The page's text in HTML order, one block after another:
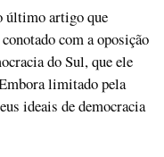
último artigo que
com a oposição
do Sul, que ele
limitado pela
ideais de democracia